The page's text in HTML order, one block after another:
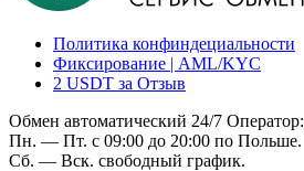
Политика конфиндециальности
Фиксирование | AML/KYC
2 USDT за Отзыв
Обмен автоматический 24/7 Оператор:
Пн. — Пт. с 09:00 до 20:00 по Польше.
Сб. — Вск. свободный график.